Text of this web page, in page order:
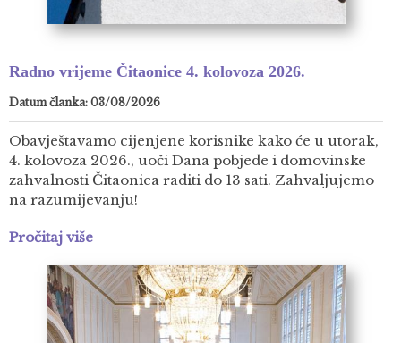
Radno vrijeme Čitaonice 4. kolovoza 2026.
Datum članka: 03/08/2026
Obavještavamo cijenjene korisnike kako će u utorak,
4. kolovoza 2026., uoči Dana pobjede i domovinske
zahvalnosti Čitaonica raditi do 13 sati. Zahvaljujemo
na razumijevanju!
Pročitaj više